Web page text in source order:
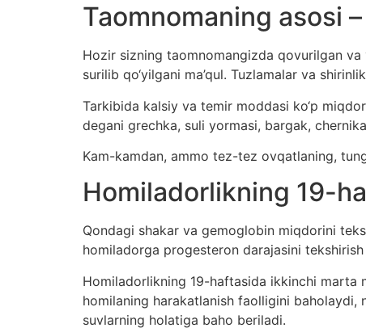
Taomnomaning asosi
Hozir sizning taomnomangizda qovurilgan va
surilib qo‘yilgani ma’qul. Tuzlamalar va
Tarkibida kalsiy va temir moddasi ko‘p
degani grechka, suli yormasi, bargak,
Kam-kamdan, ammo tez-tez ovqatlaning,
Homiladorlikning 19-
Qondagi shakar va gemoglobin miqdorini
homiladorga progesteron darajasini
Homiladorlikning 19-haftasida ikkinchi marta
homilaning harakatlanish faolligini
suvlarning holatiga baho beriladi.